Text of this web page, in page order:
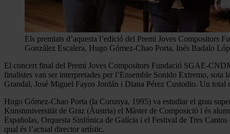
Els premiats d’aquesta l’edició del Premi Joves Compositors
González Escalera, Hugo Gómez-Chao Porta, Inés Badalo
El concert final del Premi Joves Compositors Fundació SGAE-
finalistes van ser interpretades per l’Ensemble Sonido Extremo,
Grandal, José Miguel Fayos Jordán i Diana Pérez Custodio. Un total
Hugo Gómez-Chao Porta (la Corunya, 1995) va estudiar el grau
Kunstuniversität de Graz (Àustria) el Màster de Composició i és
Españolas, Orquesta Sinfónica de Galícia i el Festival de Tres
qual és l’actual director artístic.